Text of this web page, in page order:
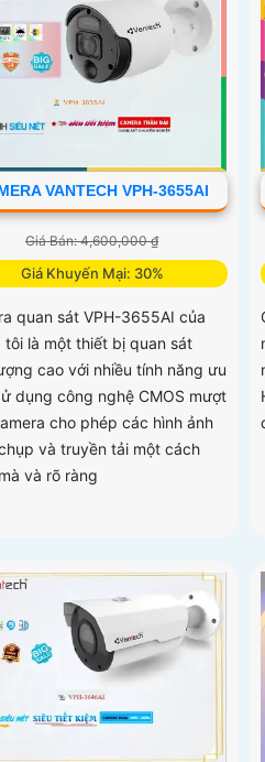
VANTECH VPH-3655AI
Giá Bán: 4,600,000 ₫
Giá Khuyến Mại: 30%
quan sát VPH-3655AI của
tôi là một thiết bị quan sát
cao với nhiều tính năng ưu
dụng công nghệ CMOS mượt
cho phép các hình ảnh
và truyền tải một cách
và rõ ràng